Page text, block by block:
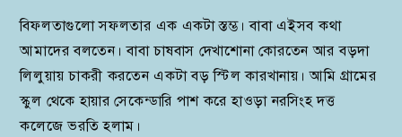
বিফলতাগুলো সফলতার এক একটা স্তম্ভ। বাবা এইসব কথা
আমাদের বলতেন। বাবা চাষবাস দেখাশোনা কোরতেন আর বড়দা
লিলুয়ায় চাকরী করতেন একটা বড় স্টিল কারখানায়। আমি গ্রামের
স্কুল থেকে হায়ার সেকেন্ডারি পাশ করে হাওড়া নরসিংহ দত্ত
কলেজে ভরতি হলাম।